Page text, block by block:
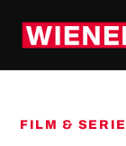
FILM & SERIE